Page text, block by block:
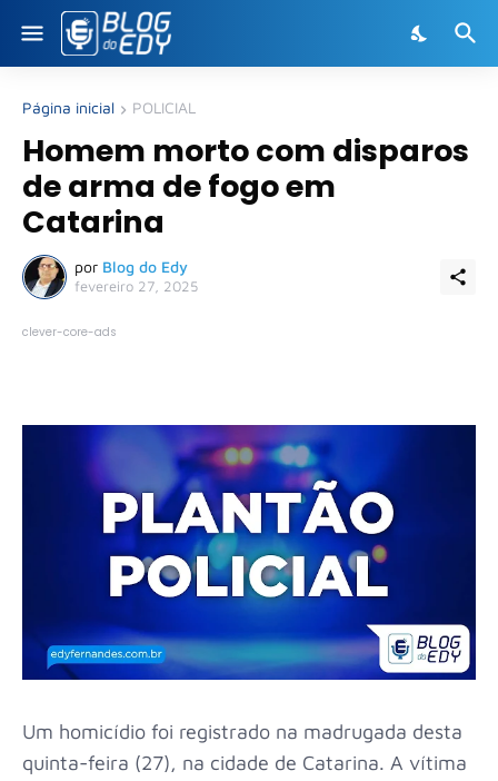
Página inicial POLICIAL
Homem morto com disparos
de arma de fogo em
Catarina
por Blog do Edy
fevereiro 27, 2025
clever-core-ads
Um homicídio foi registrado na madrugada desta
quinta-feira (27), na cidade de Catarina. A vítima